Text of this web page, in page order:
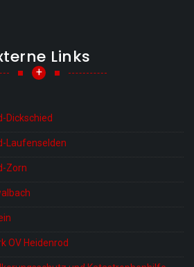
Links
+
Dickschied
Laufenselden
Zorn
OV Heidenrod